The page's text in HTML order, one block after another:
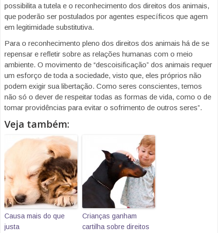
possibilita a tutela e o reconhecimento dos direitos dos animais,
que poderão ser postulados por agentes específicos que agem
em legitimidade substitutiva.
Para o reconhecimento pleno dos direitos dos animais há de se
repensar e refletir sobre as relações humanas com o meio
ambiente. O movimento de “descoisificação” dos animais requer
um esforço de toda a sociedade, visto que, eles próprios não
podem exigir sua libertação. Como seres conscientes, temos
não só o dever de respeitar todas as formas de vida, como o de
tomar providências para evitar o sofrimento de outros seres”.
Veja também:
Causa mais do que
justa
Crianças ganham
cartilha sobre direitos